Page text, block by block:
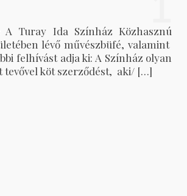
Turay Ida Színház Közhasznú
lévő művészbüfé, valamint
felhívást adja ki: A Színház olyan
tevővel köt szerződést, aki/ […]